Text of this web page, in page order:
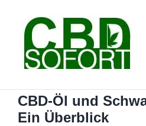
springen
CBD-Öl und
Ein Überblick